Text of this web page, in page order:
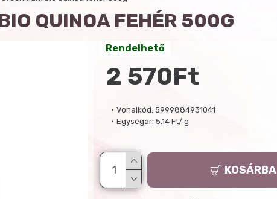
QUINOA FEHÉR 500G
Vonalkód: 5999884931041
Egységár: 5.14 Ft/ g
Rendelhető
2 570Ft
KOSÁRBA